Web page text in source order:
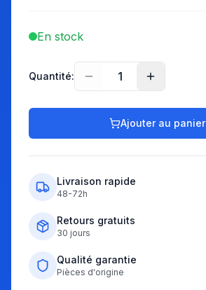
En stock
Quantité: 1
Ajouter au panier
Livraison rapide
48-72h
Retours gratuits
30 jours
Qualité garantie
Pièces d'origine